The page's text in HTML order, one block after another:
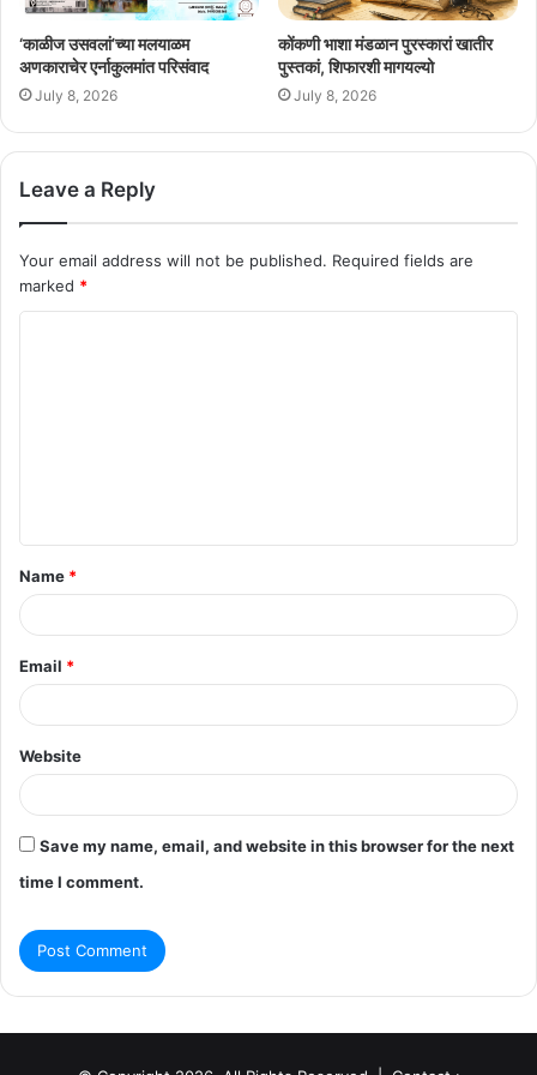
‘काळीज उसवलां’च्या मलयाळम
अणकाराचेर एर्नाकुलमांत परिसंवाद
July 8, 2026
कोंकणी भाशा मंडळान पुरस्कारां खातीर
पुस्तकां, शिफारशी मागयल्यो
July 8, 2026
Leave a Reply
Your email address will not be published. Required fields are
marked *
t
*
Name *
Email *
Website
Save my name, email, and website in this browser for the next
time I comment.